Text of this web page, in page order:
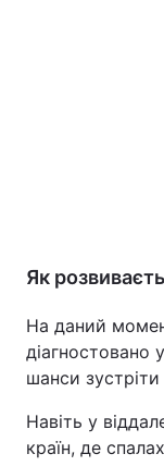
Як
На даний
діагностовано
шанси зустріти
Навіть у
країн, де